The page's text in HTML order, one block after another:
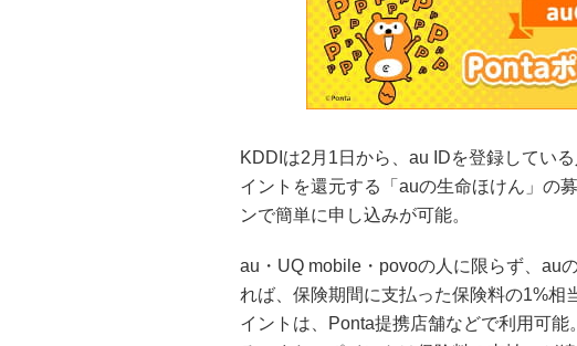
KDDIは2月1日から、au IDを登録してい
イントを還元する「auの生命ほけん」の
ンで簡単に申し込みが可能。
au・UQ mobile・povoの人に限らず、au
れば、保険期間に支払った保険料の1%相
イントは、Ponta提携店舗などで利用可